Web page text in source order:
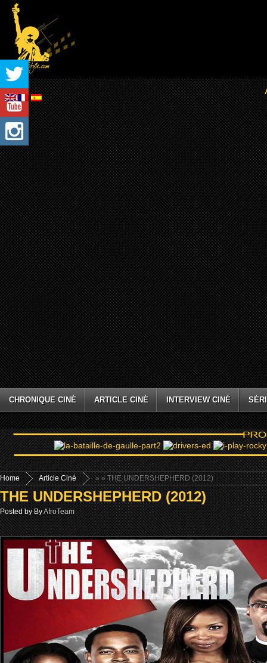
CHRONIQUE CINÉ ARTICLE CINÉ INTERVIEW CINÉ
Home »
Article Ciné » THE UNDERSHEPHERD (2012)
THE UNDERSHEPHERD (2012)
Posted by ByAfroTeam